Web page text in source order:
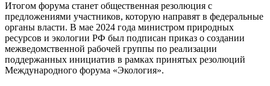
Итогом форума станет общественная резолюция с
предложениями участников, которую направят в федеральные
органы власти. В мае 2024 года министром природных
ресурсов и экологии РФ был подписан приказ о создании
межведомственной рабочей группы по реализации
поддержанных инициатив в рамках принятых резолюций
Международного форума «Экология».